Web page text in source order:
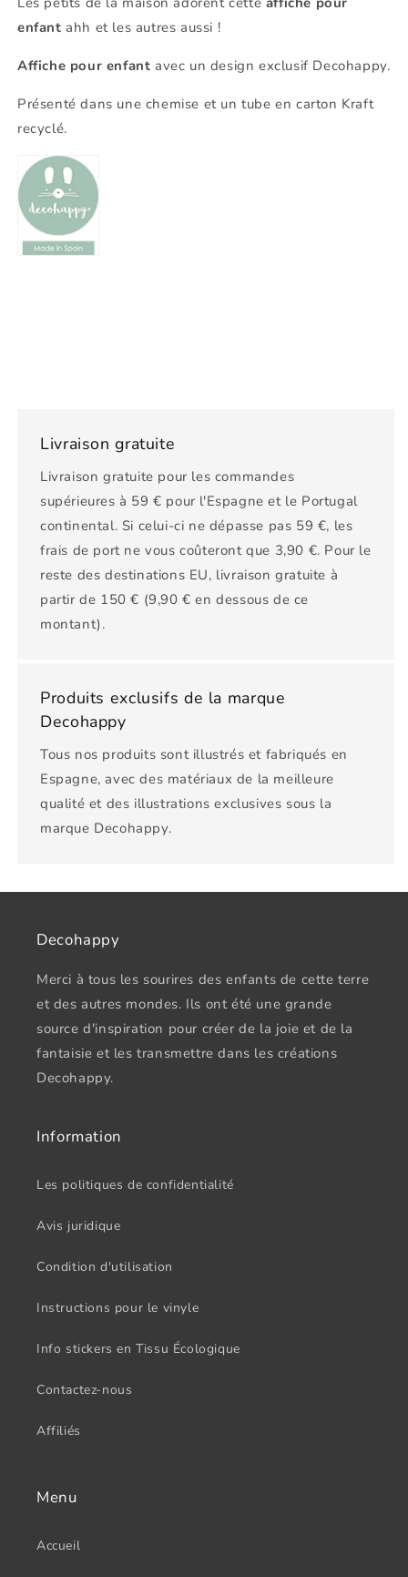
enfant ahh et les autres aussi !
Affiche pour enfant avec un design exclusif Decohappy.
Présenté dans une chemise et un tube en carton Kraft
recyclé.
Livraison gratuite
Livraison gratuite pour les commandes
supérieures à 59 € pour l'Espagne et le Portugal
continental. Si celui-ci ne dépasse pas 59 €, les
frais de port ne vous coûteront que 3,90 €. Pour le
reste des destinations EU, livraison gratuite à
partir de 150 € (9,90 € en dessous de ce
montant).
Produits exclusifs de la marque
Decohappy
Tous nos produits sont illustrés et fabriqués en
Espagne, avec des matériaux de la meilleure
qualité et des illustrations exclusives sous la
marque Decohappy.
Decohappy
Merci à tous les sourires des enfants de cette terre
et des autres mondes. Ils ont été une grande
source d'inspiration pour créer de la joie et de la
fantaisie et les transmettre dans les créations
Decohappy.
Information
Les politiques de confidentialité
Avis juridique
Condition d'utilisation
Instructions pour le vinyle
Info stickers en Tissu Écologique
Contactez-nous
Affiliés
Menu
Accueil